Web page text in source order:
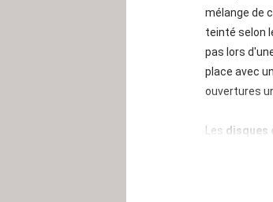
mélange de
teinté selon
pas lors
place avec
ouvertures
Les disques
restent